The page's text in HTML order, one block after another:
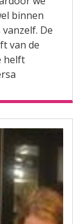
binnen
De
van de
helft